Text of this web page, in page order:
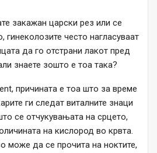
закажан царски рез или се
гинеколозите често нагласуваат
да го отстрани лакот пред
знаете зошто е тоа така?
причината е тоа што за време
ги следат виталните знаци
се отчукувањата на срцето,
на кислород во крвта.
може да се прочита на ноктите,